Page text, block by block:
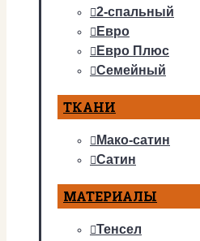
2-спальный
Евро
Евро Плюс
Семейный
ТКАНИ
Мако-сатин
Сатин
МАТЕРИАЛЫ
Тенсел